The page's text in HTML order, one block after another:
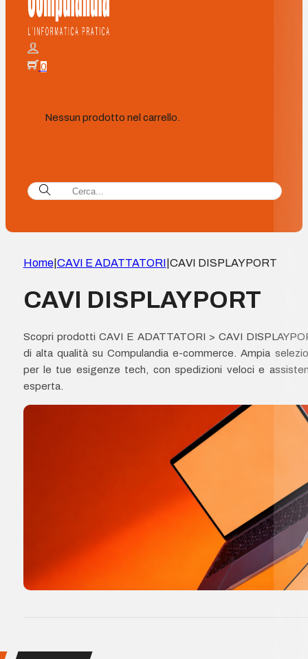
0
Nessun prodotto nel carrello.
Home| CAVI E ADATTATORI CAVI DISPLAYPORT
CAVI DISPLAYPORT
Scopri prodotti CAVI E ADATTATORI > CAVI
di alta qualità su Compulandia e-commerce. Ampia
per le tue esigenze tech, con spedizioni veloci e
esperta.